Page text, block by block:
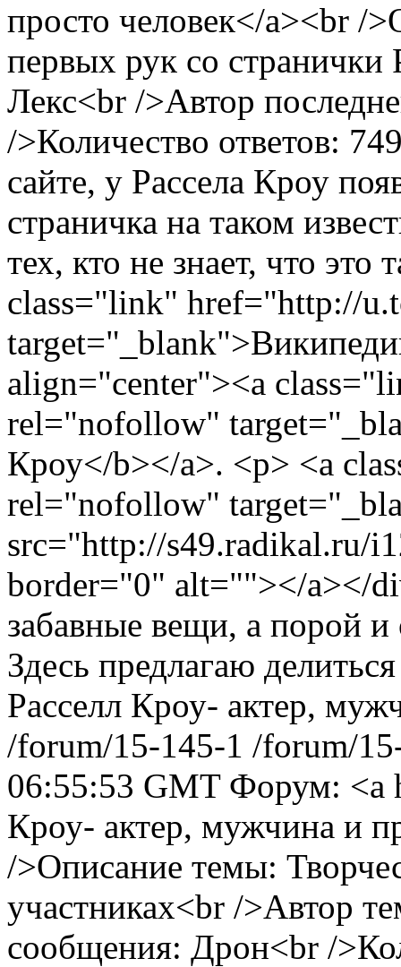
просто человек</a><br /
первых рук со
Лекс<br />Автор
/>Количество ответов:
сайте, у Рассела Кроу
страничка на таком
тех, кто не знает, что это
class="link" href="http://
align="center"><a
rel="nofollow"
Кроу</b></a>. <p> <a
rel="nofollow"
src="http://s49.radikal.ru/
border="0" alt=""></a></
забавные вещи, а порой
Здесь предлагаю
Расселл Кроу- актер,
/forum/15-145-1 /forum/
06:55:53 GMT Форум: <a
Кроу- актер, мужчина и
/>Описание темы:
участниках<br />Автор
сообщения: Дрон<br /